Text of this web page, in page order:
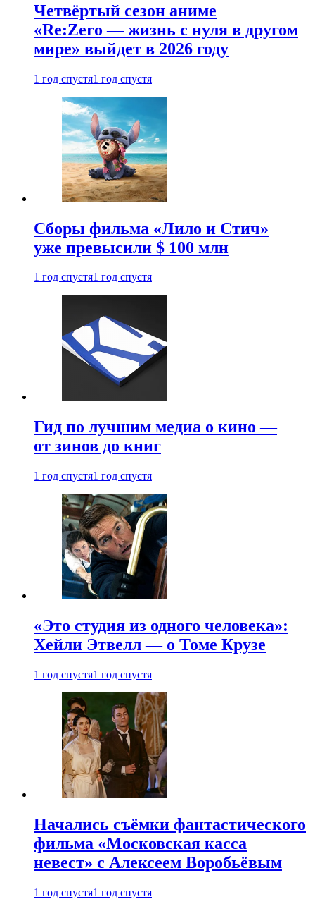
Четвёртый сезон аниме
«Re:Zero — жизнь с нуля в другом
мире» выйдет в 2026 году
1 год спустя1 год спустя
Сборы фильма «Лило и Стич»
уже превысили $ 100 млн
1 год спустя1 год спустя
Гид по лучшим медиа о кино —
от зинов до книг
1 год спустя1 год спустя
«Это студия из одного человека»:
Хейли Этвелл — о Томе Крузе
1 год спустя1 год спустя
Начались съёмки фантастического
фильма «Московская касса
невест» с Алексеем Воробьёвым
1 год спустя1 год спустя